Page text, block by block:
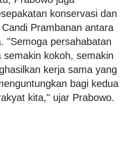
konservasi dan
Prambanan antara
"Semoga persahabatan
semakin kokoh, semakin
kerja sama yang
bagi kedua
kita," ujar Prabowo.